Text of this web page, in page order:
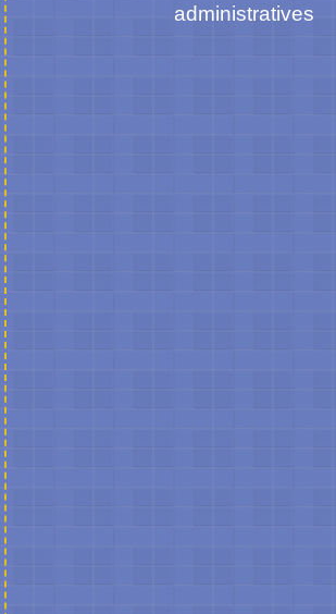
administratives